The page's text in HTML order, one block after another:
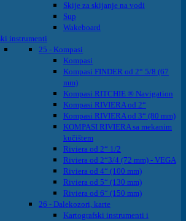
Skije za skijanje na vodi
Sup
Wakeboard
instrumenti
25 - Kompasi
Kompasi
Kompasi FINDER od 2“ 5/8 (67
mm)
Kompasi RITCHIE ® Navigation
Kompasi RIVIERA od 2“
Kompasi RIVIERA od 3“ (80 mm)
KOMPASI RIVIERA sa mekanim
kučištem
Riviera od 2“ 1/2
Riviera od 2“3/4 (72 mm) - VEGA
Riviera od 4“ (100 mm)
Riviera od 5“ (130 mm)
Riviera od 6“ (150 mm)
26 - Dalekozori, karte
Kartografski instrumenti i